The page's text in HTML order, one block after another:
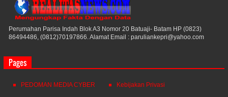
Perumahan Parisa Indah Blok A3 Nomor 20 Batuaji- Batam HP (0823)
86494486, (0812)70197866. Alamat Email : paruliankepri@yahoo.com
Pages
PEDOMAN MEDIA CYBER Kebijakan Privasi